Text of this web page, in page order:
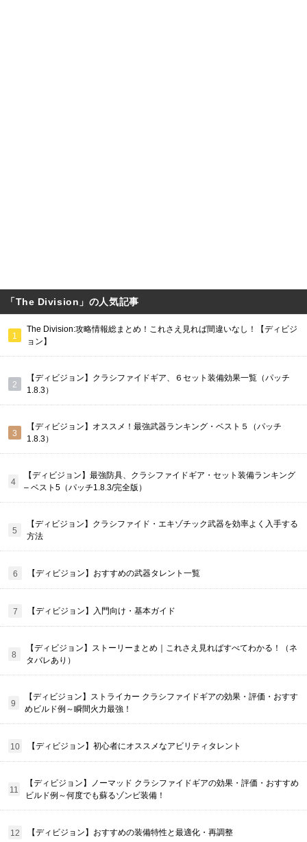
「The Division」の人気記事
The Division:攻略情報総まとめ！これさえ見れば間違いなし！【ディビジ
ョン】
【ディビジョン】クラシファイドギア、６セット装備効果一覧（パッチ
1.8.3）
【ディビジョン】オススメ！最強武器ランキング・ベスト５（パッチ
1.8.3）
【ディビジョン】最強防具、クラシファイドギア・セット装備ランキング
– ベスト5（パッチ1.8.3/完全版）
【ディビジョン】クラシファイド・エキゾチック武器を効率よく入手する
方法
【ディビジョン】おすすめの武器タレント一覧
【ディビジョン】入門向け・基本ガイド
【ディビジョン】ストーリーまとめ｜これさえ見ればすべてわかる！（ネ
タバレあり）
【ディビジョン】ストライカー クラシファイドギアの効果・評価・おすす
めビルド例～瞬間火力最強！
【ディビジョン】初心者にオススメなアビリティタレント
【ディビジョン】ノーマッド クラシファイドギアの効果・評価・おすすめ
ビルド例～何度でも蘇るゾンビ装備！
【ディビジョン】おすすめの装備特性と最適化・再調整